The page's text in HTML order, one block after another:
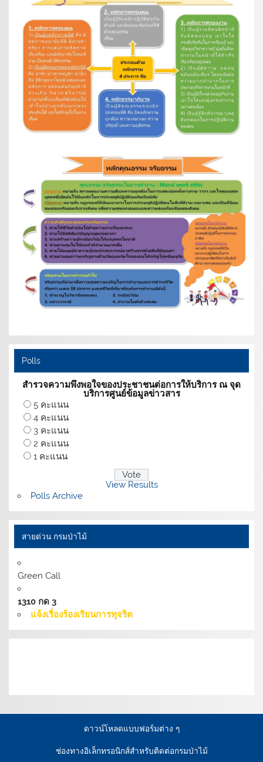
Polls
สำรวจความพึงพอใจของประชาชนต่อการให้บริการ ณ จุด
บริการศูนย์ข้อมูลข่าวสาร
5 คะแนน
4 คะแนน
3 คะแนน
2 คะแนน
1 คะแนน
View Results
Polls Archive
สายด่วน กรมป่าไม้
Green Call
1310 กด 3
แจ้งเรื่องร้องเรียนการทุจริต
ดาวน์โหลดแบบฟอร์มต่าง ๆ
ช่องทางอิเล็กทรอนิกส์สำหรับติดต่อกรมป่าไม้